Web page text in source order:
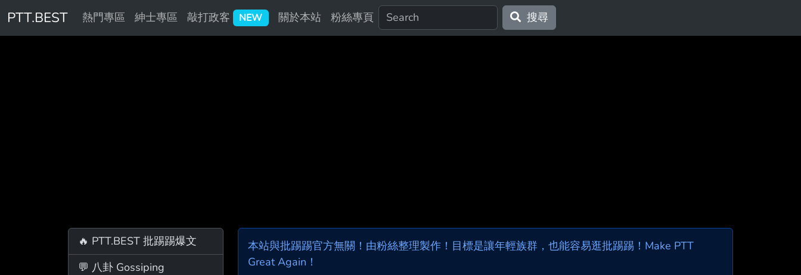
PTT.BEST 熱門專區 紳士專區 敲打政客 NEW 關於本站 粉絲專頁 搜尋
🔥 PTT.BEST 批踢踢爆文
💬 八卦 Gossiping
本站與批踢踢官方無關！由粉絲整理製作！目標是讓年輕族群，也能容易逛批踢踢！Make PTT
Great Again！